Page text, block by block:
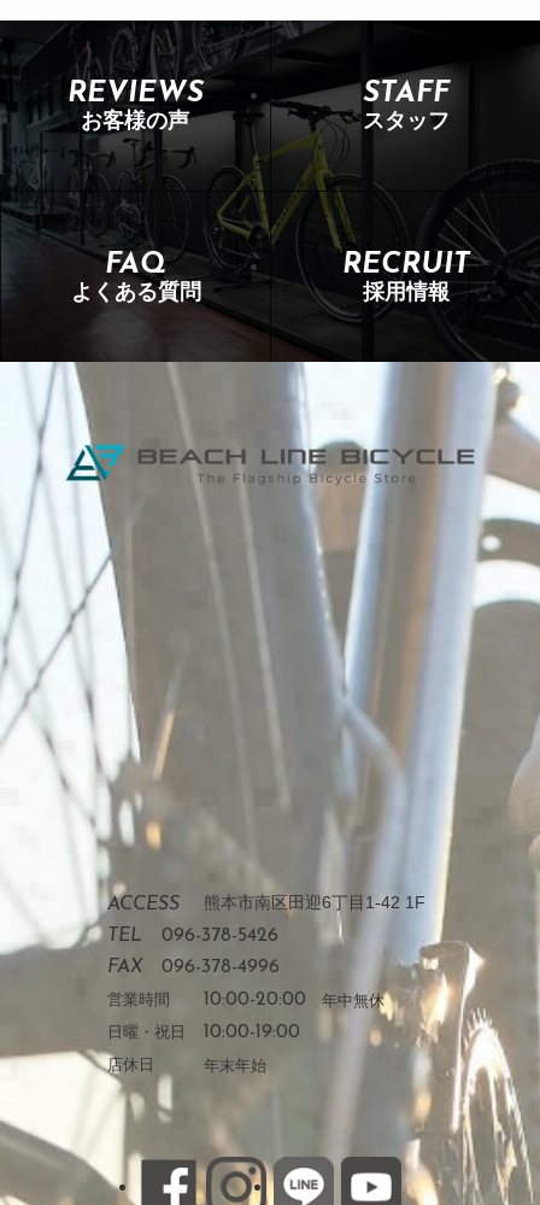
得します。
個人情報の利用
当社が取得した個人情報は、取得の際に示した利用目的も
しくは、それと合理的な関連性のある範囲内で、業務の遂
行上必要な限りにおいて利用します。
個人情報の第三者提供
当社は、法令に定める場合を除き、個人情報を事前に本人
の同意を得ることなく第三者に提供しません。
当社は、個人情報の正確性および最新性を保ち、安全に管
理するとともに個人情報の紛失・改ざん・漏えいなどを防
止するため、必要かつ適正な情報セキュリティー対策を実
現します。
個人情報の開示・訂正・利用停止・消去
当社は、本人が個人情報について、開示・訂正・利用停
止・消去などを求める権利を有していることを認識し、個
人情報相談窓口を設置して、これらの要求ある場合には、
法令にしたがって速やかに対応します。
REVIEWS
お客様の声
STAFF
スタッフ
FAQ
よくある質問
RECRUIT
採用情報
ACCESS 熊本市南区田迎6丁目1-42 1F
TEL
096-378-5426
FAX
096-378-4996
営業時間 10:00-20:00 年中無休
日曜・祝日
10:00-19:00
店休日 年末年始